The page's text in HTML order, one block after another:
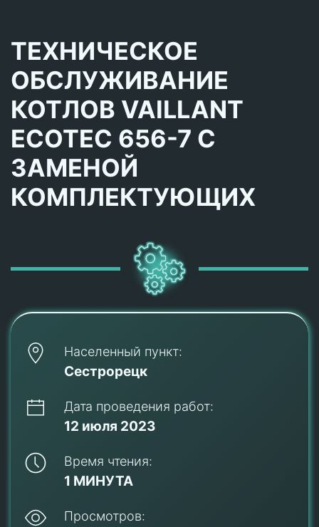
ТЕХНИЧЕСКОЕ
ОБСЛУЖИВАНИЕ
КОТЛОВ VAILLANT
ECOTEC 656-7 С
ЗАМЕНОЙ
КОМПЛЕКТУЮЩИХ
Населенный пункт:
Сестрорецк
Дата проведения работ:
12 июля 2023
Время чтения:
1 МИНУТА
Просмотров: